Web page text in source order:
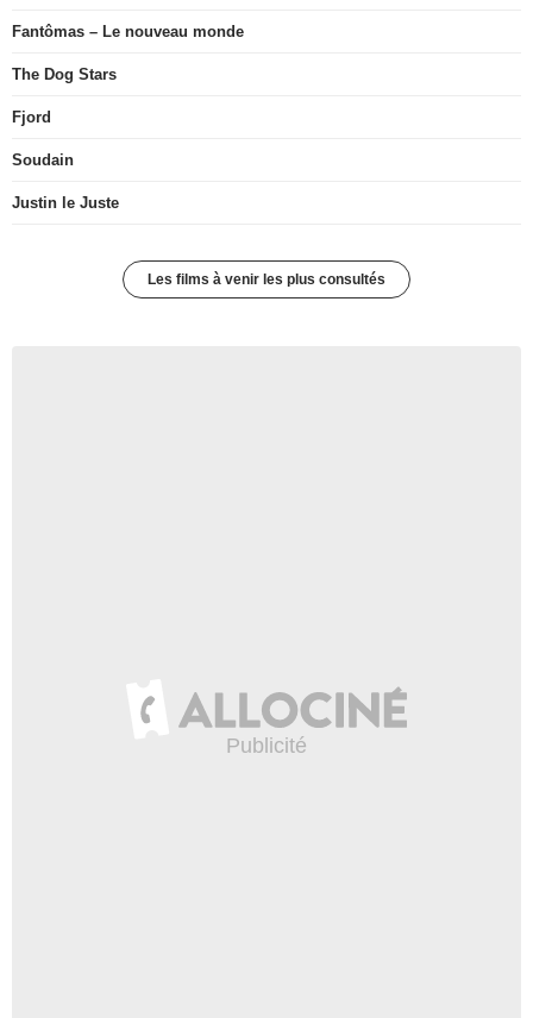
Fantômas – Le nouveau monde
The Dog Stars
Fjord
Soudain
Justin le Juste
Les films à venir les plus consultés